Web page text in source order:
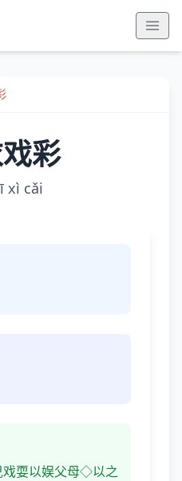
彩
xì cǎi
戏耍以娱父母◇以之